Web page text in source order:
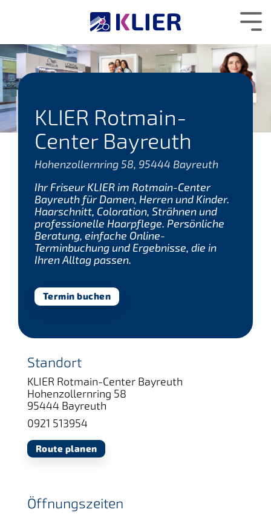
KLIER Rotmain-
Center Bayreuth
Hohenzollernring 58, 95444 Bayreuth
Ihr Friseur KLIER im Rotmain-Center
Bayreuth für Damen, Herren und Kinder.
Haarschnitt, Coloration, Strähnen und
professionelle Haarpflege. Persönliche
Beratung, einfache Online-
Terminbuchung und Ergebnisse, die in
Ihren Alltag passen.
Termin buchen
Standort
KLIER Rotmain-Center Bayreuth
Hohenzollernring 58
95444 Bayreuth
0921 513954
Route planen
Öffnungszeiten